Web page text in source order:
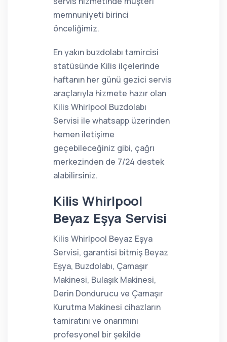
memnuniyeti birinci
önceliğimiz.
En yakın buzdolabı tamircisi
statüsünde Kilis ilçelerinde
haftanın her günü gezici servis
araçlarıyla hizmete hazır olan
Kilis Whirlpool Buzdolabı
Servisi ile whatsapp üzerinden
hemen iletişime
geçebileceğiniz gibi, çağrı
merkezinden de 7/24 destek
alabilirsiniz.
Kilis Whirlpool
Beyaz Eşya Servisi
Kilis Whirlpool Beyaz Eşya
Servisi, garantisi bitmiş Beyaz
Eşya, Buzdolabı, Çamaşır
Makinesi, Bulaşık Makinesi,
Derin Dondurucu ve Çamaşır
Kurutma Makinesi cihazların
tamiratını ve onarımını
profesyonel bir şekilde